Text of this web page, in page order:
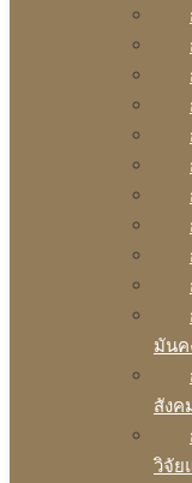
มันค
สังค
วิจัย